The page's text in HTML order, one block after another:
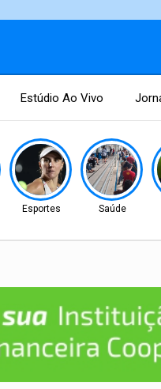
Estúdio Ao Vivo
Esportes Saúde